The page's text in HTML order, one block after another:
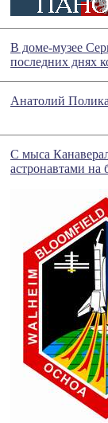
В доме-музее
последних днях
Анатолий
С мыса
астронавтами на